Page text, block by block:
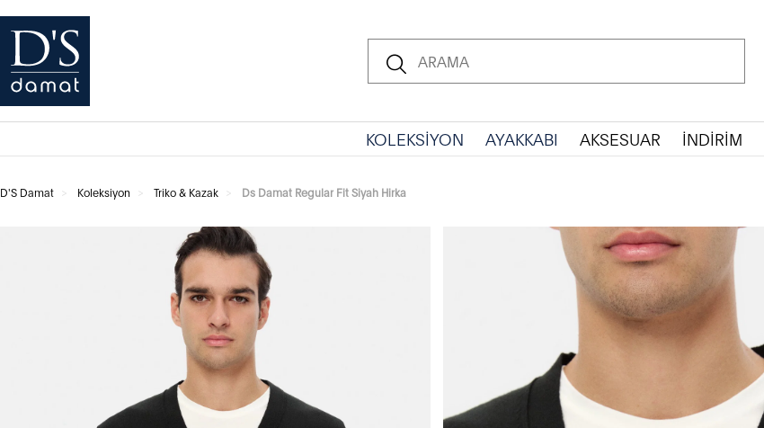
KOLEKSİYON AYAKKABI AKSESUAR İNDİRİM
D'S Damat Koleksiyon Triko & Kazak Ds Damat Regular Fit Siyah Hirka